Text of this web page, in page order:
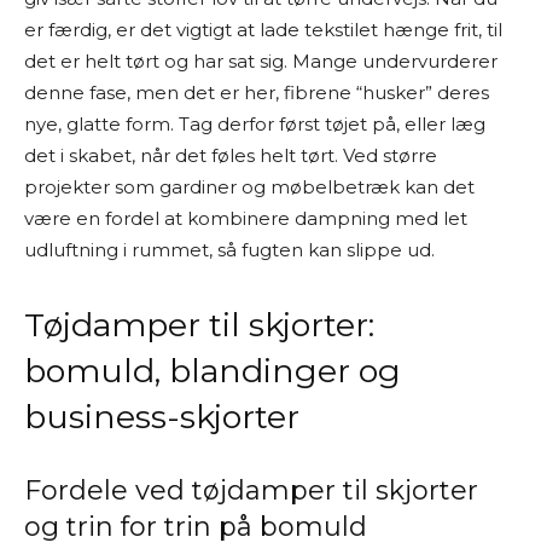
er færdig, er det vigtigt at lade tekstilet hænge frit, til
det er helt tørt og har sat sig. Mange undervurderer
denne fase, men det er her, fibrene “husker” deres
nye, glatte form. Tag derfor først tøjet på, eller læg
det i skabet, når det føles helt tørt. Ved større
projekter som gardiner og møbelbetræk kan det
være en fordel at kombinere dampning med let
udluftning i rummet, så fugten kan slippe ud.
Tøjdamper til skjorter:
bomuld, blandinger og
business-skjorter
Fordele ved tøjdamper til skjorter
og trin for trin på bomuld